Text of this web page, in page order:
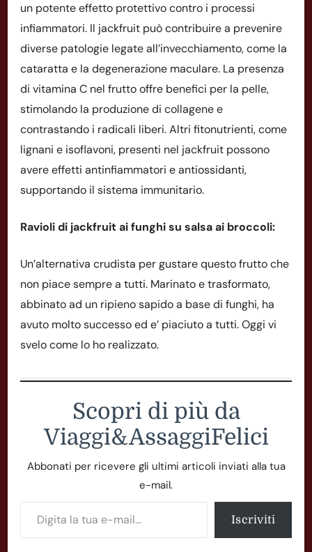
un potente effetto protettivo contro i processi
infiammatori. Il jackfruit può contribuire a prevenire
diverse patologie legate all’invecchiamento, come la
cataratta e la degenerazione maculare. La presenza
di vitamina C nel frutto offre benefici per la pelle,
stimolando la produzione di collagene e
contrastando i radicali liberi. Altri fitonutrienti, come
lignani e isoflavoni, presenti nel jackfruit possono
avere effetti antinfiammatori e antiossidanti,
supportando il sistema immunitario.
Ravioli di jackfruit ai funghi su salsa ai broccoli:
Un’alternativa crudista per gustare questo frutto che
non piace sempre a tutti. Marinato e trasformato,
abbinato ad un ripieno sapido a base di funghi, ha
avuto molto successo ed e’ piaciuto a tutti. Oggi vi
svelo come lo ho realizzato.
Scopri di più da
Viaggi&AssaggiFelici
Abbonati per ricevere gli ultimi articoli inviati alla tua
e-mail.
Iscriviti